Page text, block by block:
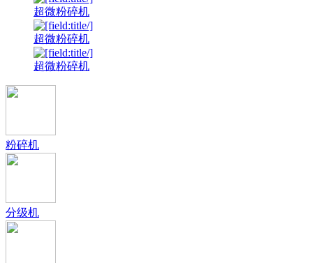
超微粉碎机
超微粉碎机
超微粉碎机
粉碎机
分级机